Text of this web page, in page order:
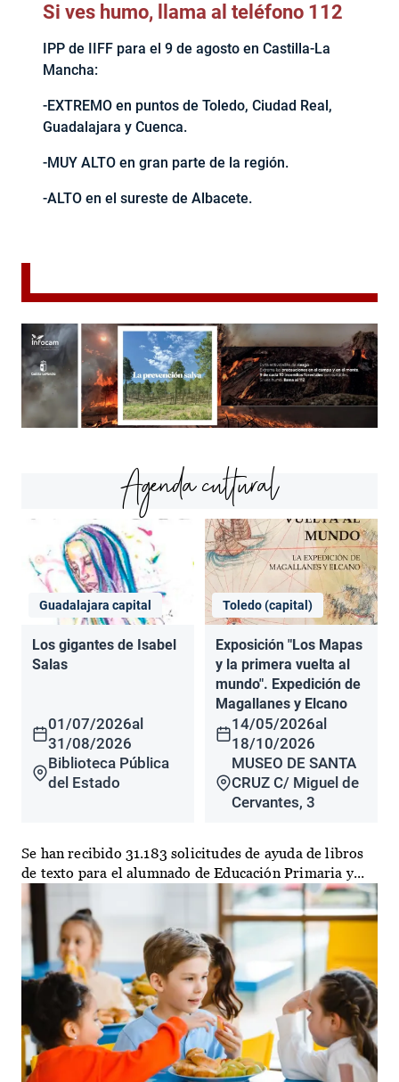
Si ves humo, llama al teléfono 112
IPP de IIFF para el 9 de agosto en Castilla-La
Mancha:
-EXTREMO en puntos de Toledo, Ciudad Real,
Guadalajara y Cuenca.
-MUY ALTO en gran parte de la región.
-ALTO en el sureste de Albacete.
Agenda cultural
Guadalajara capital
Los gigantes de Isabel
Salas
01/07/2026al
31/08/2026
Biblioteca Pública
del Estado
Toledo (capital)
Exposición "Los Mapas
y la primera vuelta al
mundo". Expedición de
Magallanes y Elcano
14/05/2026al
18/10/2026
MUSEO DE SANTA
CRUZ C/ Miguel de
Cervantes, 3
Se han recibido 31.183 solicitudes de ayuda de libros
de texto para el alumnado de Educación Primaria y...